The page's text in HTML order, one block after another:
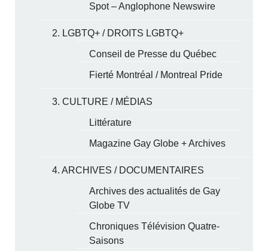
Spot – Anglophone Newswire
2. LGBTQ+ / DROITS LGBTQ+
Conseil de Presse du Québec
Fierté Montréal / Montreal Pride
3. CULTURE / MÉDIAS
Littérature
Magazine Gay Globe + Archives
4. ARCHIVES / DOCUMENTAIRES
Archives des actualités de Gay
Globe TV
Chroniques Télévision Quatre-
Saisons